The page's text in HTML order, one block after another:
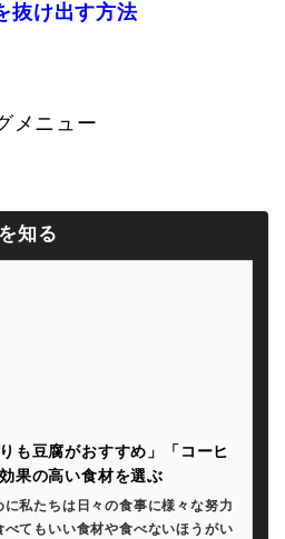
抜け出す方法
メニュー
知る
も豆腐がおすすめ」「コーヒ
果の高い食材を選ぶ
私たちは日々の食事に様々な努力
てもいい食材や食べないほうがい